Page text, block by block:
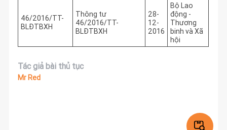
46/2016/TT-
BLĐTBXH
Thông tư
46/2016/TT-
BLĐTBXH
28-
12-
2016
Bộ Lao
động -
Thương
binh và Xã
hội
Tác giả bài thủ tục
Mr Red